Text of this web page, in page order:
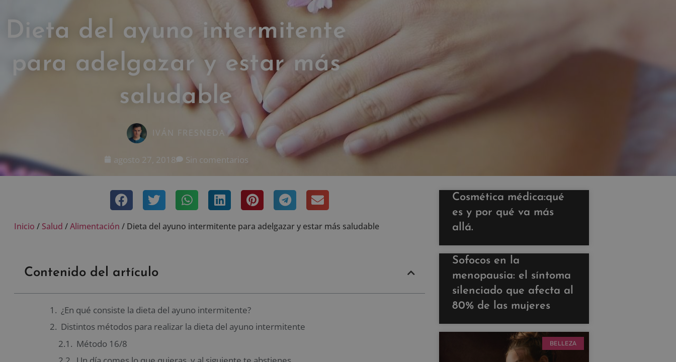
Dieta del ayuno intermitente
para adelgazar y estar más
saludable
IVÁN FRESNEDA
agosto 27, 2018 Sin comentarios
Inicio / Salud /Alimentación / Dieta del ayuno intermitente para adelgazar y estar más saludable
Contenido del artículo
¿En qué consiste la dieta del ayuno intermitente?
Distintos métodos para realizar la dieta del ayuno intermitente
Método 16/8
Cosmética médica:qué
es y por qué va más
allá.
Sofocos en la
menopausia: el síntoma
silenciado que afecta al
80% de las mujeres
BELLEZA